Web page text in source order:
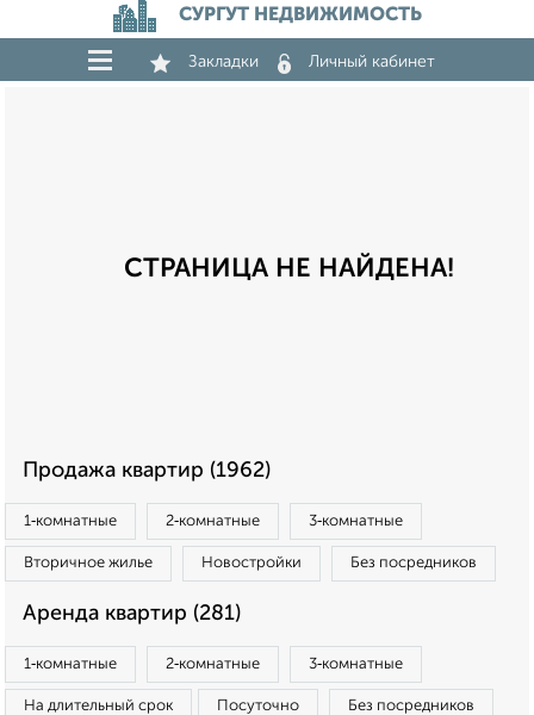
СУРГУТ НЕДВИЖИМОСТЬ
Закладки Личный кабинет
СТРАНИЦА НЕ НАЙДЕНА!
Продажа квартир (1962)
1‑комнатные 2‑комнатные 3‑комнатные
Вторичное жилье Новостройки Без посредников
Аренда квартир (281)
1‑комнатные 2‑комнатные 3‑комнатные
На длительный срок Посуточно Без посредников